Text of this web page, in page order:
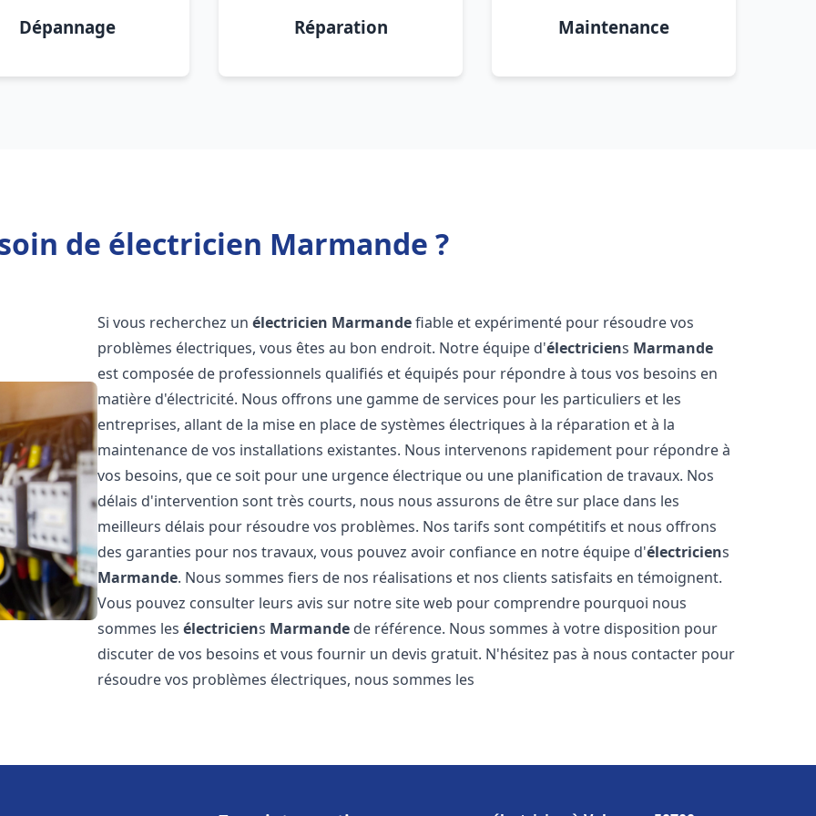
Dépannage Réparation Maintenance
de électricien Marmande ?
Si vous recherchez unélectricien Marmandefiable et expérimenté pour résoudre vos
problèmes électriques, vous êtes au bon endroit. Notre équipe d'électriciens Marmande
est composée de professionnels qualifiés et équipés pour répondre à tous vos besoins en
matière d'électricité. Nous offrons une gamme de services pour les particuliers et les
entreprises, allant de la mise en place de systèmes électriques à la réparation et à la
maintenance de vos installations existantes. Nous intervenons rapidement pour répondre à
vos besoins, que ce soit pour une urgence électrique ou une planification de travaux. Nos
délais d'intervention sont très courts, nous nous assurons de être sur place dans les
meilleurs délais pour résoudre vos problèmes. Nos tarifs sont compétitifs et nous offrons
des garanties pour nos travaux, vous pouvez avoir confiance en notre équipe d'électriciens
Marmande. Nous sommes fiers de nos réalisations et nos clients satisfaits en témoignent.
Vous pouvez consulter leurs avis sur notre site web pour comprendre pourquoi nous
sommes lesélectriciens Marmande de référence. Nous sommes à votre disposition pour
discuter de vos besoins et vous fournir un devis gratuit. N'hésitez pas à nous contacter pour
résoudre vos problèmes électriques, nous sommes les